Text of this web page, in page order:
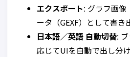
エクスポート: グラフ画像
ータ（GEXF）として書き
日本語／英語 自動切替:
応じてUIを自動で出し分け